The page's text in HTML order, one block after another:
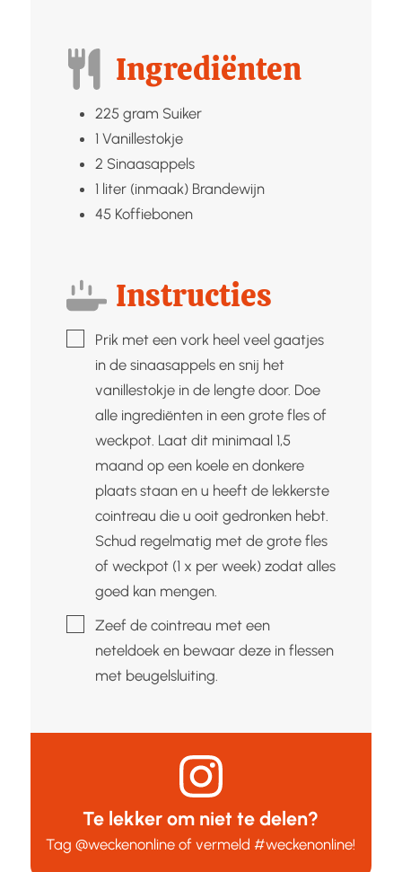
Ingrediënten
225 gram Suiker
1 Vanillestokje
2 Sinaasappels
1 liter (inmaak) Brandewijn
45 Koffiebonen
Instructies
▢Prik met een vork heel veel gaatjes
in de sinaasappels en snij het
vanillestokje in de lengte door. Doe
alle ingrediënten in een grote fles of
weckpot. Laat dit minimaal 1,5
maand op een koele en donkere
plaats staan en u heeft de lekkerste
cointreau die u ooit gedronken hebt.
Schud regelmatig met de grote fles
of weckpot (1 x per week) zodat alles
goed kan mengen.
▢
Zeef de cointreau met een
neteldoek en bewaar deze in flessen
met beugelsluiting.
Te lekker om niet te delen?
Tag@weckenonline of vermeld#weckenonline!